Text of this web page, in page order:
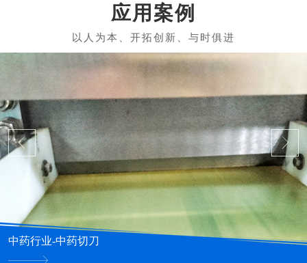
应用案例
中药行业-中药切刀